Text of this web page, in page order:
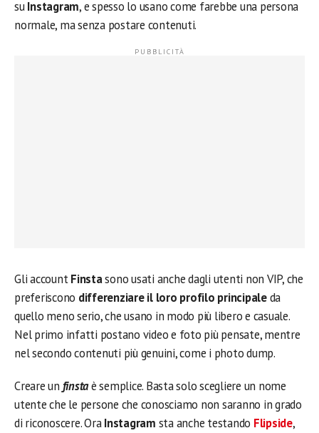
suInstagram, e spesso lo usano come farebbe una persona
normale, ma senza postare contenuti.
Gli accountFinstasono usati anche dagli utenti non VIP, che
preferiscono differenziare il loro profilo principaleda
quello meno serio, che usano in modo più libero e casuale.
Nel primo infatti postano video e foto più pensate, mentre
nel secondo contenuti più genuini, come i photo dump.
Creare un finstaè semplice. Basta solo scegliere un nome
utente che le persone che conosciamo non saranno in grado
di riconoscere. OraInstagram sta anche testando Flipside,